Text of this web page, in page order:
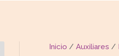
Inicio / Auxiliares /